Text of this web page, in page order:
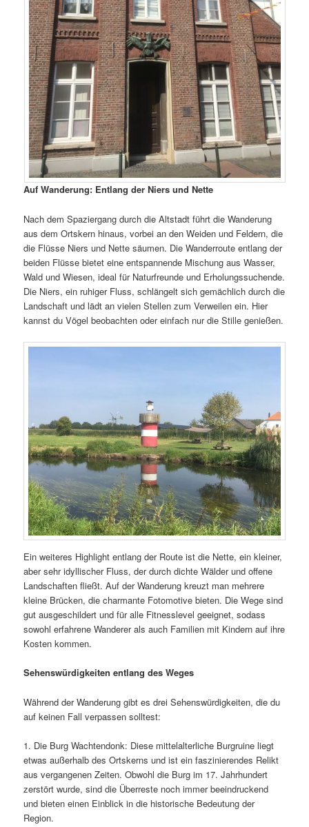
Auf Wanderung: Entlang der Niers und Nette
Nach dem Spaziergang durch die Altstadt führt die Wanderung
aus dem Ortskern hinaus, vorbei an den Weiden und Feldern, die
die Flüsse Niers und Nette säumen. Die Wanderroute entlang der
beiden Flüsse bietet eine entspannende Mischung aus Wasser,
Wald und Wiesen, ideal für Naturfreunde und Erholungssuchende.
Die Niers, ein ruhiger Fluss, schlängelt sich gemächlich durch die
Landschaft und lädt an vielen Stellen zum Verweilen ein. Hier
kannst du Vögel beobachten oder einfach nur die Stille genießen.
Ein weiteres Highlight entlang der Route ist die Nette, ein kleiner,
aber sehr idyllischer Fluss, der durch dichte Wälder und offene
Landschaften fließt. Auf der Wanderung kreuzt man mehrere
kleine Brücken, die charmante Fotomotive bieten. Die Wege sind
gut ausgeschildert und für alle Fitnesslevel geeignet, sodass
sowohl erfahrene Wanderer als auch Familien mit Kindern auf ihre
Kosten kommen.
Sehenswürdigkeiten entlang des Weges
Während der Wanderung gibt es drei Sehenswürdigkeiten, die du
auf keinen Fall verpassen solltest:
1. Die Burg Wachtendonk: Diese mittelalterliche Burgruine liegt
etwas außerhalb des Ortskerns und ist ein faszinierendes Relikt
aus vergangenen Zeiten. Obwohl die Burg im 17. Jahrhundert
zerstört wurde, sind die Überreste noch immer beeindruckend
und bieten einen Einblick in die historische Bedeutung der
Region.